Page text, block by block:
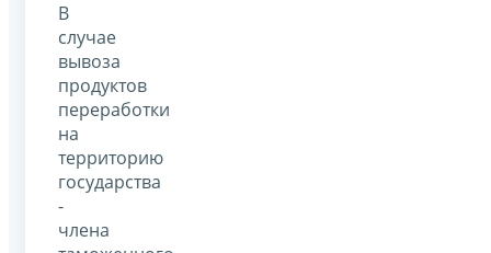
В
случае
вывоза
продуктов
переработки
на
территорию
государства
-
члена